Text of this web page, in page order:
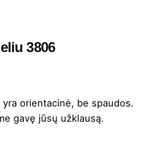
3806
orientacinė, be spaudos.
gavę jūsų užklausą.